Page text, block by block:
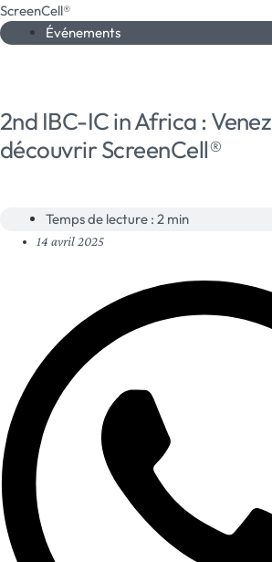
ScreenCell®
Événements
2nd IBC-IC in Africa : Venez
découvrir ScreenCell®
Temps de lecture : 2 min
14 avril 2025